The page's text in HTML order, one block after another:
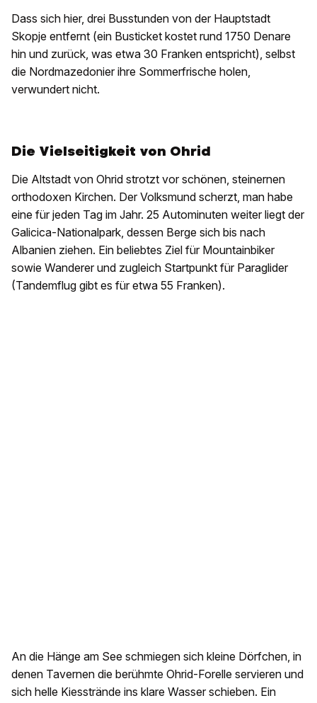
Dass sich hier, drei Busstunden von der Hauptstadt
Skopje entfernt (ein Busticket kostet rund 1750 Denare
hin und zurück, was etwa 30 Franken entspricht), selbst
die Nordmazedonier ihre Sommerfrische holen,
verwundert nicht.
Die Vielseitigkeit von Ohrid
Die Altstadt von Ohrid strotzt vor schönen, steinernen
orthodoxen Kirchen. Der Volksmund scherzt, man habe
eine für jeden Tag im Jahr. 25 Autominuten weiter liegt der
Galicica-Nationalpark, dessen Berge sich bis nach
Albanien ziehen. Ein beliebtes Ziel für Mountainbiker
sowie Wanderer und zugleich Startpunkt für Paraglider
(Tandemflug gibt es für etwa 55 Franken).
An die Hänge am See schmiegen sich kleine Dörfchen, in
denen Tavernen die berühmte Ohrid-Forelle servieren und
sich helle Kiesstrände ins klare Wasser schieben. Ein